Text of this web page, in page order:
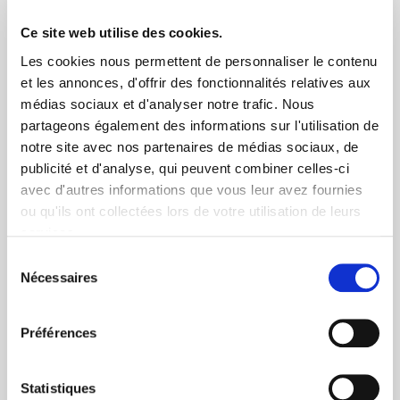
Ce site web utilise des cookies.
Les cookies nous permettent de personnaliser le contenu
et les annonces, d'offrir des fonctionnalités relatives aux
médias sociaux et d'analyser notre trafic. Nous
partageons également des informations sur l'utilisation de
notre site avec nos partenaires de médias sociaux, de
publicité et d'analyse, qui peuvent combiner celles-ci
avec d'autres informations que vous leur avez fournies
ou qu'ils ont collectées lors de votre utilisation de leurs
Nécessaires
Préférences
Statistiques
Via DPD ou colissimo
+ de 10 ans d'expertise
dans le photovoltaïque